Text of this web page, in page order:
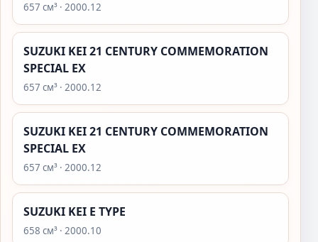
657 см³ · 2000.12
SUZUKI KEI 21 CENTURY COMMEMORATION
SPECIAL EX
657 см³ · 2000.12
SUZUKI KEI 21 CENTURY COMMEMORATION
SPECIAL EX
657 см³ · 2000.12
SUZUKI KEI E TYPE
658 см³ · 2000.10